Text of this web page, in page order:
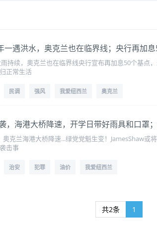
遇洪水，奥克兰也在临界线；央行再加
持续，奥克兰也在临界线央行宣布再加息50个基点
正常生活
民调 强风 我爱纽西兰 奥克兰
，海港大桥降速，开学日带好雨具和口罩
克兰海港大桥降速...绿党党魁生变！JamesShaw
击事
治安 犯罪 油价 我爱纽西兰
共2条 1